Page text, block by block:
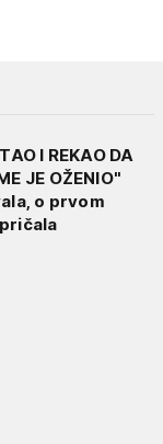
I REKAO DA
JE OŽENIO"
o prvom